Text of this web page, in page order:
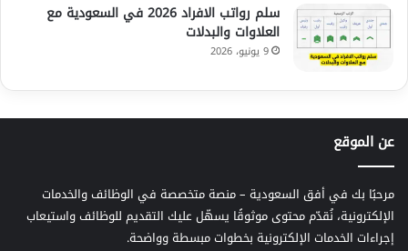
سلم رواتب الافراد 2026 في السعودية مع
العلاوات والبدلات
9 يونيو، 2026
عن الموقع
مرحبًا بك في أفق السعودية – منصة متخصصة في الوظائف والخدمات
الإلكترونية، نُقدّم محتوى موثوقًا يسهّل عليك التقديم للوظائف واستيعاب
إجراءات الخدمات الإلكترونية بخطوات مبسطة وواضحة.